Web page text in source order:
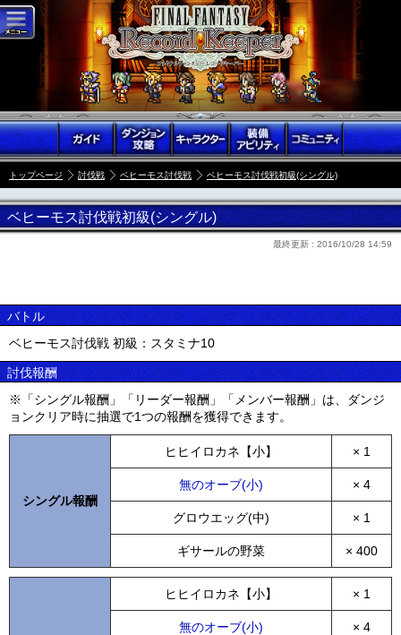
トップページ 討伐戦 ベヒーモス討伐戦 ベヒーモス討伐戦初級(シングル)
ベヒーモス討伐戦初級(シングル)
最終更新 : 2016/10/28 14:59
バトル
ベヒーモス討伐戦 初級：スタミナ10
討伐報酬
※「シングル報酬」「リーダー報酬」「メンバー報酬」は、ダンジ
ョンクリア時に抽選で1つの報酬を獲得できます。
シングル報酬
ヒヒイロカネ【小】 × 1
無のオーブ(小) × 4
グロウエッグ(中) × 1
ギサールの野菜 × 400
ヒヒイロカネ【小】 × 1
無のオーブ(小) × 4